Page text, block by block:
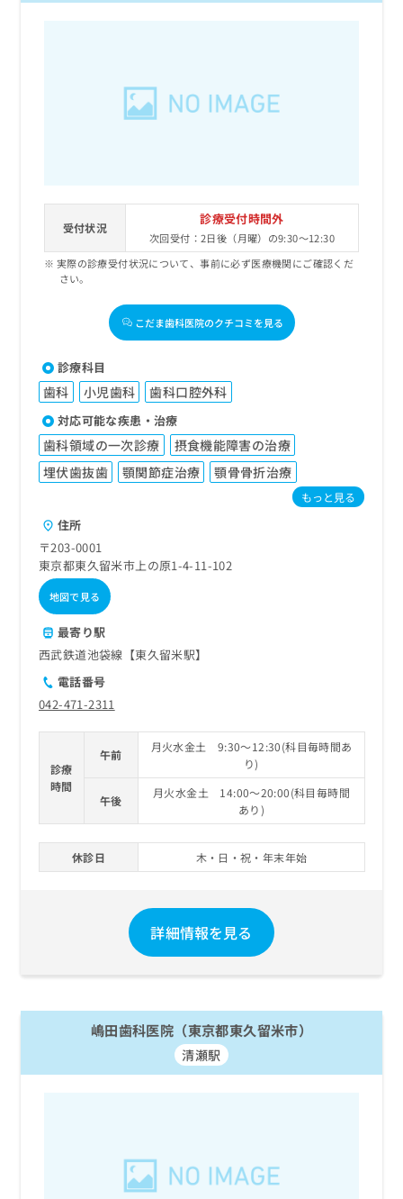
受付状況
診療受付時間外
次回受付：2日後（月曜）の9:30～12:30
実際の診療受付状況について、事前に必ず医療機関にご確認くだ
さい。
こだま歯科医院のクチコミを見る
診療科目
歯科 小児歯科 歯科口腔外科
対応可能な疾患・治療
歯科領域の一次診療
摂食機能障害の治療
埋伏歯抜歯
顎関節症治療 顎骨骨折治療
もっと見る
住所
〒203-0001
東京都東久留米市上の原1-4-11-102
地図で見る
最寄り駅
西武鉄道池袋線【東久留米駅】
電話番号
042-471-2311
診療
時間
午前
月火水金土 9:30～12:30(科目毎時間あ
り)
午後
月火水金土 14:00～20:00(科目毎時間
あり)
休診日 木・日・祝・年末年始
詳細情報を見る
嶋田歯科医院（東京都東久留米市）
清瀬駅